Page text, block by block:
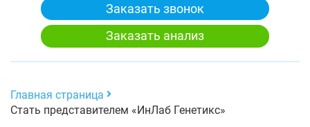
Заказать звонок
Заказать анализ
Главная страница
Стать представителем «ИнЛаб Генетикс»